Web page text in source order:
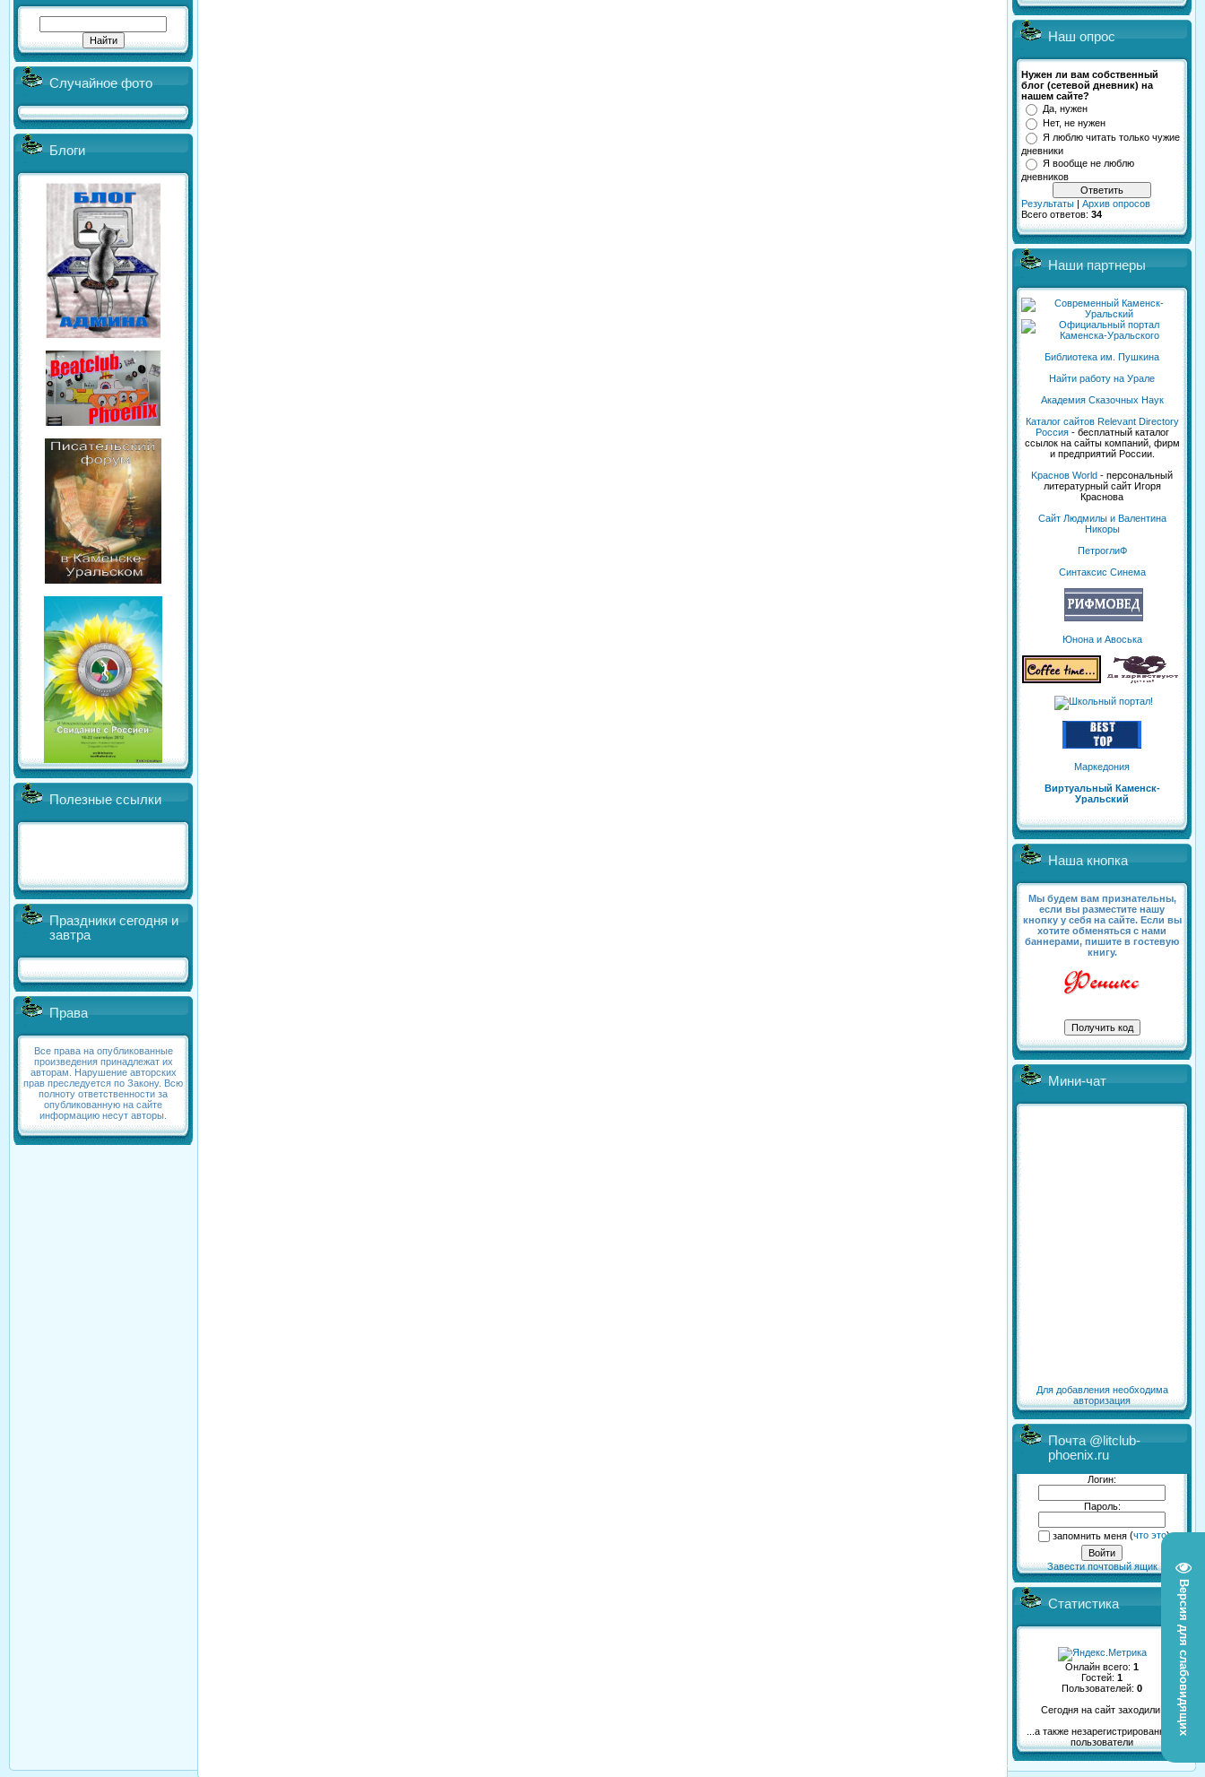
Версия для слабовидящих
Случайное фото
Блоги
Полезные ссылки
Праздники сегодня и
завтра
Права
Все права на опубликованные
произведения принадлежат их
авторам. Нарушение авторских
прав преследуется по Закону. Всю
полноту ответственности за
опубликованную на сайте
информацию несут авторы.
Наш опрос
Нужен ли вам собственный
блог (сетевой дневник) на
нашем сайте?
Да, нужен
Нет, не нужен
Я люблю читать только чужие
дневники
Я вообще не люблю
дневников
Результаты
Архив опросов
Всего ответов: 34
Наши партнеры
Библиотека им. Пушкина
Найти работу на Урале
Академия Сказочных Наук
Каталог сайтов Relevant Directory
Россия- бесплатный каталог
ссылок на сайты компаний, фирм
и предприятий России.
Kраснов World - персональный
литературный сайт Игоря
Краснова
Сайт Людмилы и Валентина
Никоры
ПетроглиФ
Синтаксис Синема
Юнона и Авоська
Маркедония
Виртуальный Каменск-
Уральский
Наша кнопка
Мы будем вам признательны,
если вы разместите нашу
кнопку у себя на сайте. Если вы
хотите обменяться с нами
баннерами, пишите в гостевую
книгу.
Мини-чат
Для добавления необходима
авторизация
Почта @litclub-
phoenix.ru
Логин:
Пароль:
запомнить меня(что это)
Завести почтовый ящик
Статистика
Онлайн всего: 1
Гостей: 1
Пользователей: 0
Сегодня на сайт заходили:
...а также незарегистрированные
пользователи